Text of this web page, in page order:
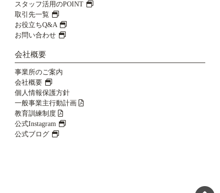
スタッフ活用のPOINT
取引先一覧
お役立ちQ&A
お問い合わせ
会社概要
事業所のご案内
会社概要
個人情報保護方針
一般事業主行動計画
教育訓練制度
公式Instagram
公式ブログ